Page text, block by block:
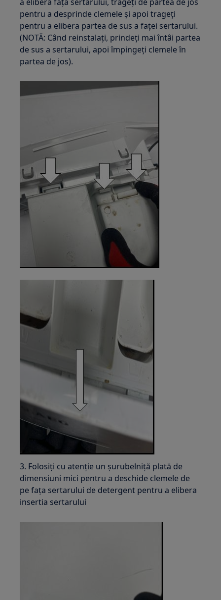
pentru a desprinde clemele și apoi trageți
pentru a elibera partea de sus a faței sertarului.
(NOTĂ: Când reinstalați, prindeți mai întâi partea
de sus a sertarului, apoi împingeți clemele în
partea de jos).
3. Folosiți cu atenție un șurubelniță plată de
dimensiuni mici pentru a deschide clemele de
pe fața sertarului de detergent pentru a elibera
insertia sertarului